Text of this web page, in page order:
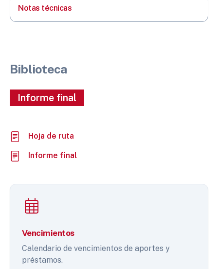
Notas técnicas
Biblioteca
Informe final
Hoja de ruta
Informe final
Vencimientos
Calendario de vencimientos de aportes y
préstamos.